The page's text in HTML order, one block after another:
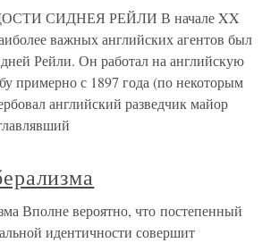
СИДНЕЯ РЕЙЛИ В начале XX
важных английских агентов был
Рейли. Он работал на английскую
примерно с 1897 года (по некоторым
английский разведчик майор
Вполне вероятно, что постепенный
идентичности совершит